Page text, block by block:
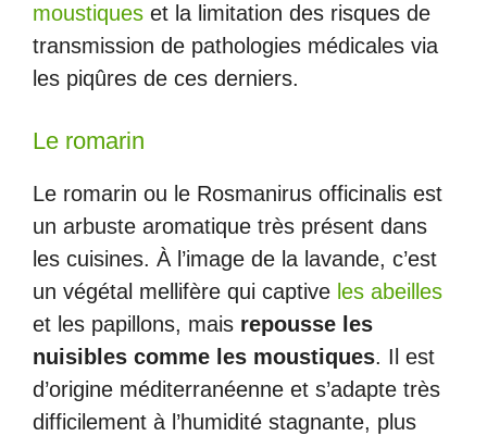
moustiques et la limitation des risques de
transmission de pathologies médicales via
les piqûres de ces derniers.
Le romarin
Le romarin ou le Rosmanirus officinalis est
un arbuste aromatique très présent dans
les cuisines. À l’image de la lavande, c’est
un végétal mellifère qui captive les abeilles
et les papillons, mais repousse les
nuisibles comme les moustiques. Il est
d’origine méditerranéenne et s’adapte très
difficilement à l’humidité stagnante, plus